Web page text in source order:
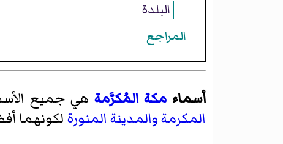
البلدة
المراجع
أسماء مكة المُكرَّمة هي جميع
المكرمةوالمدينة المنورة لكونهما